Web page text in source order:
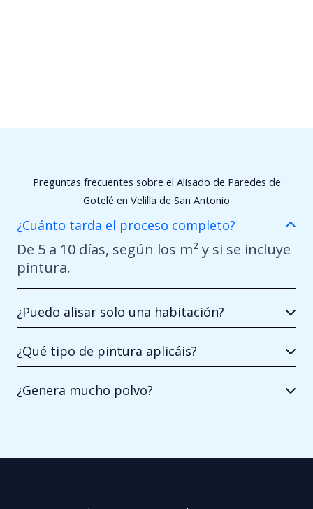
Preguntas frecuentes sobre el Alisado de Paredes de
Gotelé en Velilla de San Antonio
¿Cuánto tarda el proceso completo?
De 5 a 10 días, según los m² y si se incluye
pintura.
¿Puedo alisar solo una habitación?
¿Qué tipo de pintura aplicáis?
¿Genera mucho polvo?